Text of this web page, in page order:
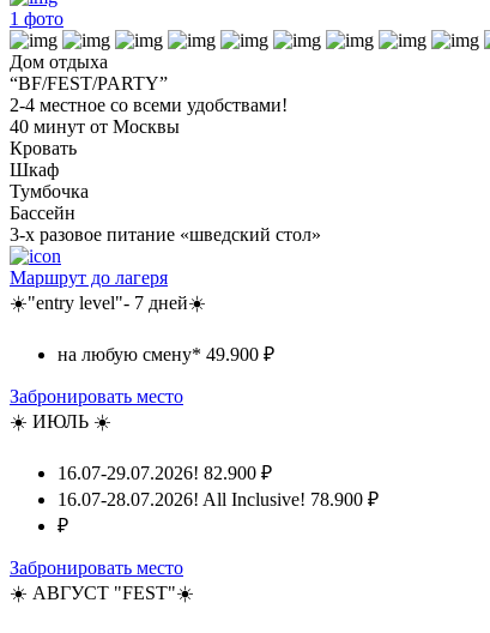
1 фото
Дом отдыха
“BF/FEST/PARTY”
2-4 местное со всеми удобствами!
40 минут от Москвы
Кровать
Шкаф
Тумбочка
Бассейн
3-х разовое питание «шведский стол»
Маршрут до лагеря
☀️"entry level"- 7 дней☀️
на любую смену* 49.900 ₽
Забронировать место
☀️ ИЮЛЬ ☀️
16.07-29.07.2026! 82.900 ₽
16.07-28.07.2026! All Inclusive! 78.900 ₽
₽
Забронировать место
☀️ АВГУСТ "FEST"☀️